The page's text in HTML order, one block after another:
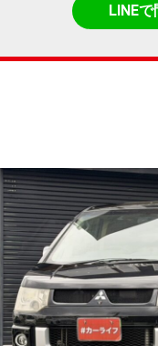
LINE